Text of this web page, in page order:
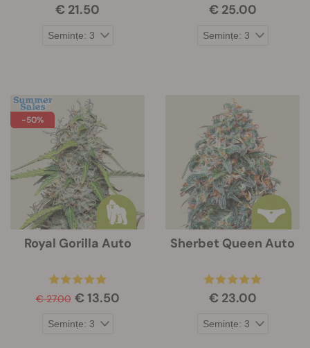
€ 21.50 € 25.00
-50%
Royal Gorilla Auto
€ 27.00 € 13.50
Sherbet Queen Auto
€ 23.00